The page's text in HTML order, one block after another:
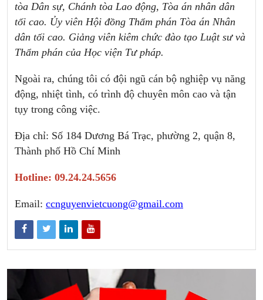
tòa Dân sự, Chánh tòa Lao động, Tòa án nhân dân
tối cao. Ủy viên Hội đồng Thẩm phán Tòa án Nhân
dân tối cao. Giảng viên kiêm chức đào tạo Luật sư và
Thẩm phán của Học viện Tư pháp.
Ngoài ra, chúng tôi có đội ngũ cán bộ nghiệp vụ năng
động, nhiệt tình, có trình độ chuyên môn cao và tận
tụy trong công việc.
Địa chỉ: Số 184 Dương Bá Trạc, phường 2, quận 8,
Thành phố Hồ Chí Minh
Hotline: 09.24.24.5656
Email: ccnguyenvietcuong@gmail.com